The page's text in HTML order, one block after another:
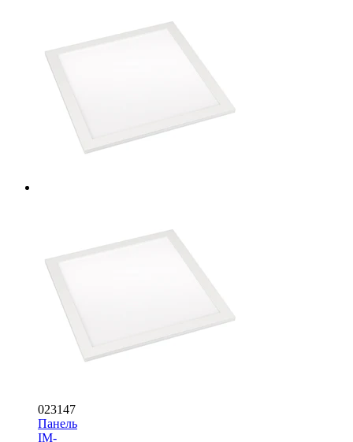
023147
Панель
IM-